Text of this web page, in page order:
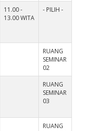
11.00 -
13.00 WITA
- PILIH -
RUANG
SEMINAR
02
RUANG
SEMINAR
03
RUANG